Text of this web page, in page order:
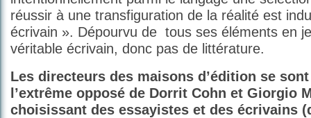
réussir à une transfiguration de la réalité est
écrivain ». Dépourvu de tous ses éléments en
véritable écrivain, donc pas de littérature.
Les directeurs des maisons d’édition se
l’extrême opposé de Dorrit Cohn et Giorgio
choisissant des essayistes et des écrivains